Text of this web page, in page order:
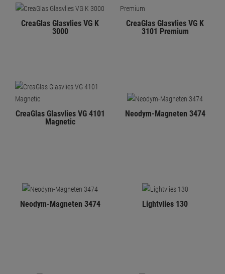
CreaGlas Glasvlies VG K
3000
CreaGlas Glasvlies VG K
3101 Premium
CreaGlas Glasvlies VG 4101
Magnetic
Neodym-Magneten 3474
Neodym-Magneten 3474 Lightvlies 130